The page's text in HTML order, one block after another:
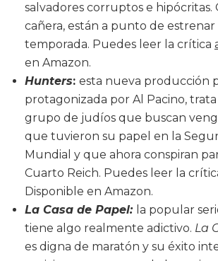
salvadores corruptos e hipócritas.
cañera, están a punto de
temporada. Puedes leer la crítica
en Amazon.
Hunters: esta nueva producción
protagonizada por Al Pacino,
grupo de judíos que buscan
que tuvieron su papel en la
Mundial y que ahora conspiran
Cuarto Reich. Puedes leer la
Disponible en Amazon.
La Casa de Papel: la popular
tiene algo realmente adictivo. La
es digna de maratón y su éxito